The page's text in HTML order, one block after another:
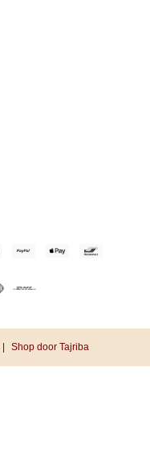
Shop door Tajriba